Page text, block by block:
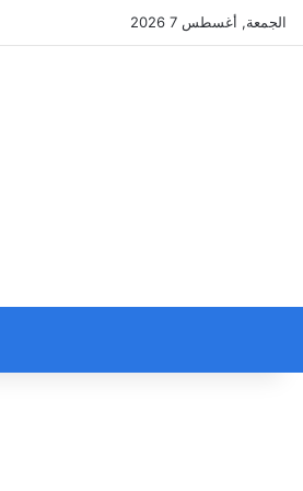
الجمعة, أغسطس 7 2026